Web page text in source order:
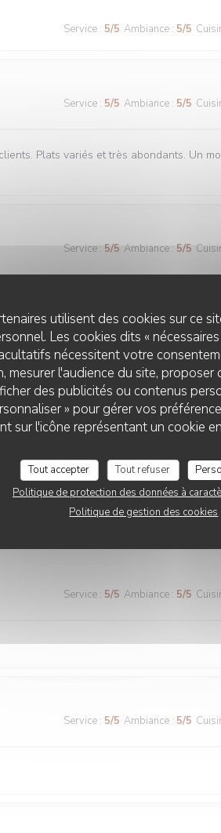
utilisent des cookies sur ce
Les cookies dits «
nécessitent votre
mesurer l'audience du site,
des publicités ou contenus
» pour gérer vos
sur l'icône représentant un cookie
Tout accepter Tout refuser
Politique de protection des données à
Politique de gestion des cookies
Service : 5/5 Ambiance : 5/5
Service : 5/5 Ambiance : 5/5
Plats variés et très abondants. Un
Service : 5/5 Ambiance : 5/5
compétitifs. Gentillesse. Enfin tt pour
Service:5/5 Ambiance: 5/5
Service /5 Ambiance:
Service : 5/5 Ambiance : 5/5
Service : 5/5 Ambiance : 5/5
LE CHALET DE